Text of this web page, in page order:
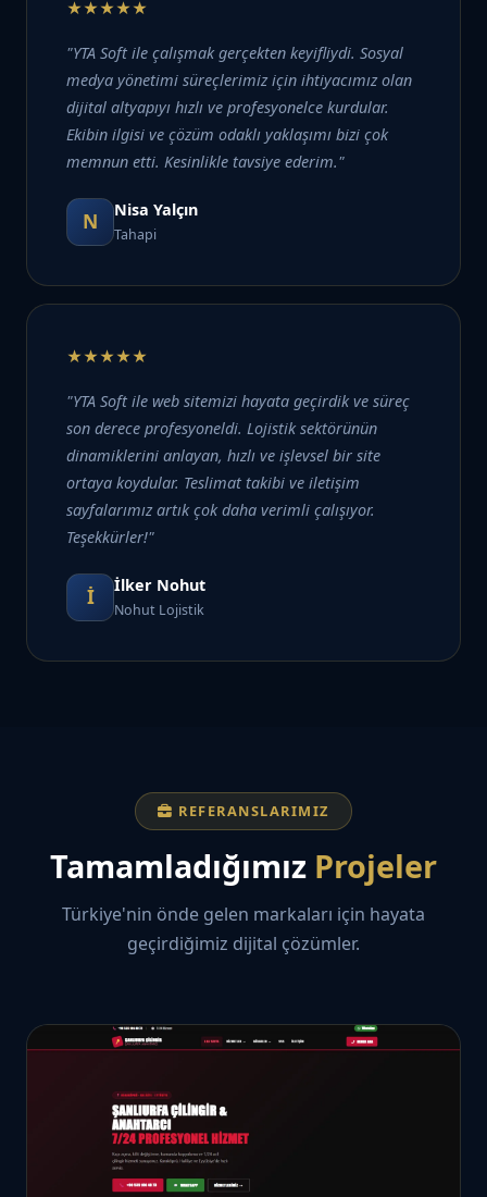
★★★★★
"YTA Soft ile çalışmak gerçekten keyifliydi. Sosyal
medya yönetimi süreçlerimiz için ihtiyacımız olan
dijital altyapıyı hızlı ve profesyonelce kurdular.
Ekibin ilgisi ve çözüm odaklı yaklaşımı bizi çok
memnun etti. Kesinlikle tavsiye ederim."
N Nisa Yalçın
Tahapi
★★★★★
"YTA Soft ile web sitemizi hayata geçirdik ve süreç
son derece profesyoneldi. Lojistik sektörünün
dinamiklerini anlayan, hızlı ve işlevsel bir site
ortaya koydular. Teslimat takibi ve iletişim
sayfalarımız artık çok daha verimli çalışıyor.
Teşekkürler!"
İ İlker Nohut
Nohut Lojistik
REFERANSLARIMIZ
Tamamladığımız Projeler
Türkiye'nin önde gelen markaları için hayata
geçirdiğimiz dijital çözümler.